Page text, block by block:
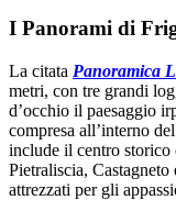
I Panorami di
La citata Panoramica
metri, con tre grandi
d’occhio il paesaggio
compresa all’interno del
include il centro storico
Pietraliscia,
attrezzati per gli